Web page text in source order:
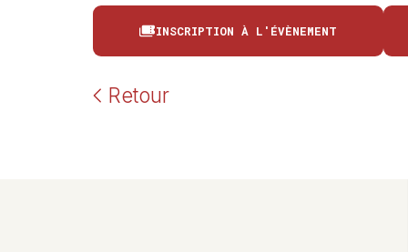
INSCRIPTION À L'ÉVÈNEMENT
Retour